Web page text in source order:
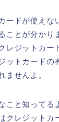
ードが使えな
ことが分かり
レジットカー
ットカードの
ませんよ。
こと知ってる
クレジットカ